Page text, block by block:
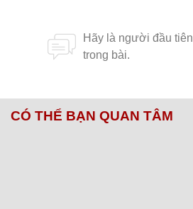
CÓ THỂ BẠN QUAN TÂM